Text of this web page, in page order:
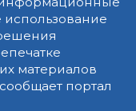
материалов
портал